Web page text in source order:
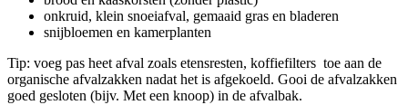
onkruid, klein snoeiafval, gemaaid gras en bladeren
snijbloemen en kamerplanten
Tip: voeg pas heet afval zoals etensresten, koffiefilters toe aan de
organische afvalzakken nadat het is afgekoeld. Gooi de afvalzakken
goed gesloten (bijv. Met een knoop) in de afvalbak.